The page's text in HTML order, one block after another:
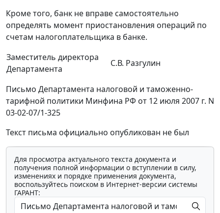
Кроме того, банк не вправе самостоятельно
определять момент приостановления операций по
счетам налогоплательщика в банке.
Заместитель директора
Департамента
С.В. Разгулин
Письмо Департамента налоговой и таможенно-
тарифной политики Минфина РФ от 12 июля 2007 г. N
03-02-07/1-325
Текст письма официально опубликован не был
Для просмотра актуального текста документа и
получения полной информации о вступлении в силу,
изменениях и порядке применения документа,
воспользуйтесь поиском в Интернет-версии системы
ГАРАНТ: